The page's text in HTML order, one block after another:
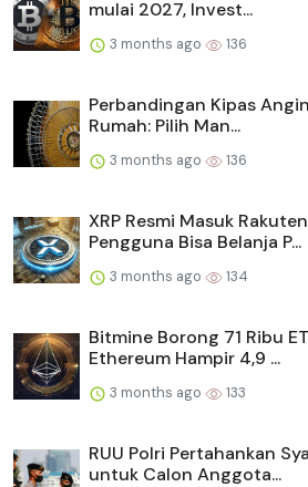
mulai 2027, Invest...
3 months ago 136
Perbandingan Kipas
Rumah: Pilih Man...
3 months ago 136
XRP Resmi Masuk
Pengguna Bisa Belanja P...
3 months ago 134
Bitmine Borong 71 Ribu
Ethereum Hampir 4,9 ...
3 months ago 133
RUU Polri Pertahankan
untuk Calon Anggota...